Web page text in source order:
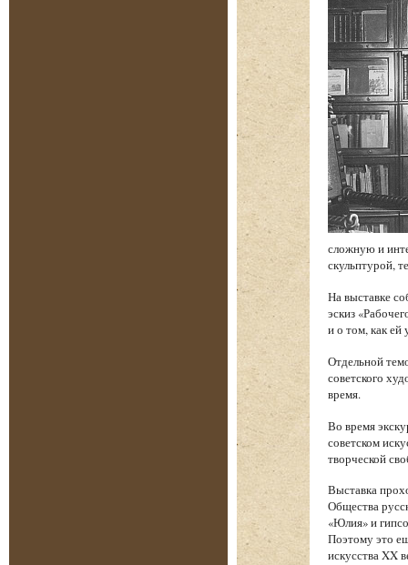
сложную и
скульптурой,
На выставке
эскиз
и о том, как ей
Отдельной
советского
время.
Во время
советском
творческой
Выставка
Общества
«Юлия» и
Поэтому это
искусства XX